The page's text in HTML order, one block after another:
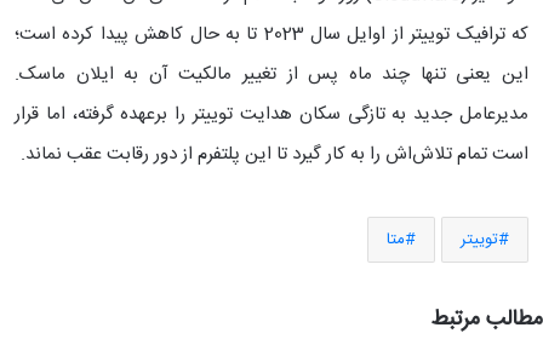
که ترافیک توییتر از اوایل سال 2023 تا به حال کاهش پیدا کرده است؛
این یعنی تنها چند ماه پس از تغییر مالکیت آن به ایلان ماسک.
مدیرعامل جدید به تازگی سکان هدایت توییتر را برعهده گرفته، اما قرار
است تمام تلاش‌اش را به کار گیرد تا این پلتفرم از دور رقابت عقب نماند.
توییتر متا
مطالب مرتبط